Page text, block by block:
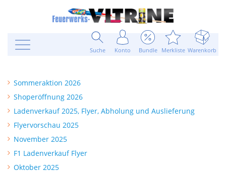
Suche Konto Bundle Merkliste Warenkorb
Sommeraktion 2026
Shoperöffnung 2026
Ladenverkauf 2025, Flyer, Abholung und Auslieferung
Flyervorschau 2025
November 2025
F1 Ladenverkauf Flyer
Oktober 2025